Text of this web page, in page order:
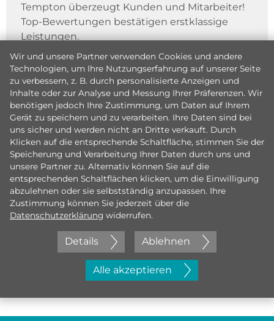
Tempton überzeugt Kunden und Mitarbeiter!
Top-Bewertungen bestätigen erstklassige
Leistungen.
Jetzt initiativ bewerben
Wir und unsere Partner verwenden Cookies und andere
Technologien, um Ihre Nutzungserfahrung auf unserer Seite
zu verbessern, z. B. durch personalisierte Anzeigen und
Inhalte oder zur Analyse und Messung Ihrer Präferenzen. Wir
benötigen jedoch Ihre Zustimmung, um Daten auf Ihrem
Gerät zu speichern und zu verarbeiten. Ihre Daten sind bei
uns sicher und werden nicht an Dritte verkauft. Durch
Klicken auf die entsprechende Schaltfläche, stimmen Sie der
Speicherung und Verarbeitung Ihrer Daten durch uns und
unsere Partner zu. Alternativ können Sie auf die
entsprechenden Schaltflächen klicken, um die Einwilligung
abzulehnen oder sie selbstständig anzupassen. Ihre
Zustimmung können Sie jederzeit über die
Datenschutzerklärung widerrufen.
Details Ablehnen
Alle akzeptieren